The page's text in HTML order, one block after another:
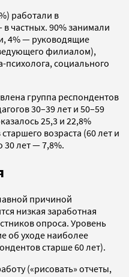
работали в
частных. 90% занимали
4% — руководящие
филиалом),
социального
группа респондентов
30–39 лет и 50–59
25,3 и 22,8%
возраста (60 лет и
лет — 7,8%.
причиной
низкая заработная
опроса. Уровень
об уходе наиболее
старше 60 лет).
(«рисовать» отчеты,